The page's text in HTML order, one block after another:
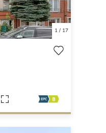
1/ 17